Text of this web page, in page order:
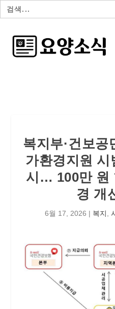
검
색:
복지부·건보공
가환경지원 시
시… 100만 원
경 개
6월 17, 2026 | 복지